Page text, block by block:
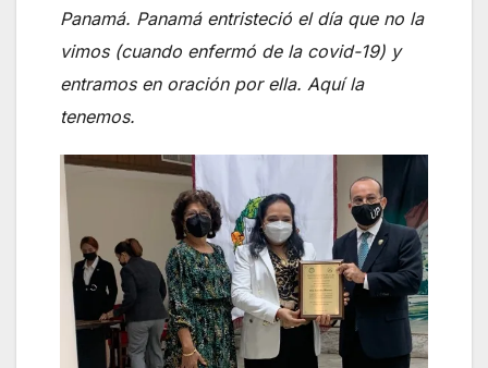
Panamá. Panamá entristeció el día que no la
vimos (cuando enfermó de la covid-19) y
entramos en oración por ella. Aquí la
tenemos.